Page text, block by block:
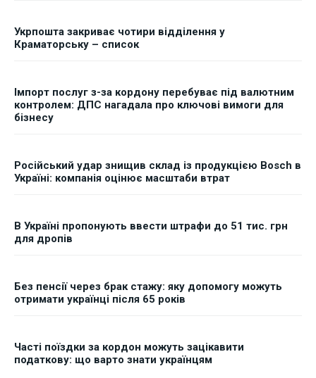
Укрпошта закриває чотири відділення у
Краматорську – список
Імпорт послуг з-за кордону перебуває під валютним
контролем: ДПС нагадала про ключові вимоги для
бізнесу
Російський удар знищив склад із продукцією Bosch в
Україні: компанія оцінює масштаби втрат
В Україні пропонують ввести штрафи до 51 тис. грн
для дропів
Без пенсії через брак стажу: яку допомогу можуть
отримати українці після 65 років
Часті поїздки за кордон можуть зацікавити
податкову: що варто знати українцям